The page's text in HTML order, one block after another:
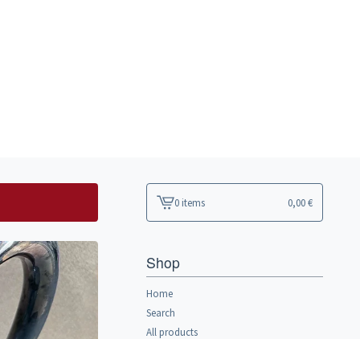
View
cart
0 items 0,00€
Shop
Home
Search
All products